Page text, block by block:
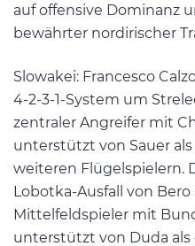
auf offensive Dominanz
bewährter nordirischer
Slowakei: Francesco
4-2-3-1-System um
zentraler Angreifer mit
unterstützt von Sauer
weiteren Flügelspielern.
Lobotka-Ausfall von
Mittelfeldspieler mit
unterstützt von Duda als